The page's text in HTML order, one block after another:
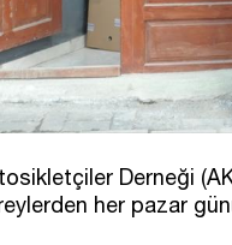
Derneği
her pazar